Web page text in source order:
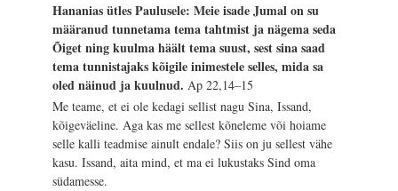
Hananias ütles Paulusele: Meie isade Jumal on su
määranud tunnetama tema tahtmist ja nägema seda
Õiget ning kuulma häält tema suust, sest sina saad
tema tunnistajaks kõigile inimestele selles, mida sa
oled näinud ja kuulnud.Ap 22,14–15
Me teame, et ei ole kedagi sellist nagu Sina, Issand,
kõigeväeline. Aga kas me sellest kõneleme või hoiame
selle kalli teadmise ainult endale? Siis on ju sellest vähe
kasu. Issand, aita mind, et ma ei lukustaks Sind oma
südamesse.